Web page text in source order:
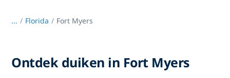
... / Florida Fort Myers
Ontdek duiken in Fort Myers